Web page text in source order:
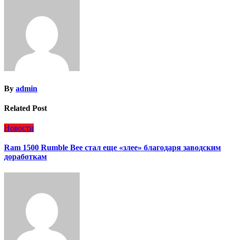
By admin
Related Post
Новости
Ram 1500 Rumble Bee стал еще «злее» благодаря заводским
доработкам